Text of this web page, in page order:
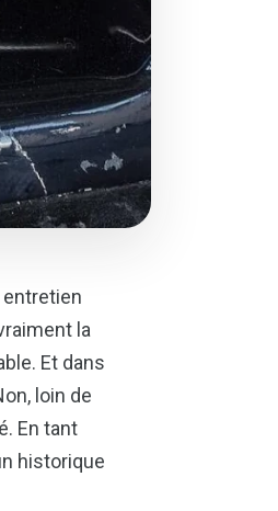
entretien
la
Et dans
loin de
En tant
historique